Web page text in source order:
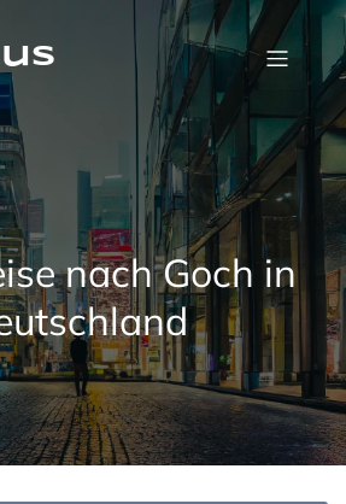
nach Goch in